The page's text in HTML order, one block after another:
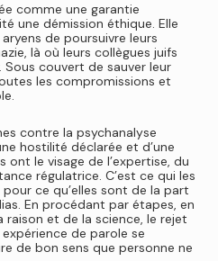
comme une garantie
une démission éthique. Elle
de poursuivre leurs
là où leurs collègues juifs
Sous couvert de sauver leur
les compromissions et
contre la psychanalyse
hostilité déclarée et d’une
ont le visage de l’expertise, du
régulatrice. C’est ce qui les
ce qu’elles sont de la part
En procédant par étapes, en
et de la science, le rejet
de parole se
de bon sens que personne ne